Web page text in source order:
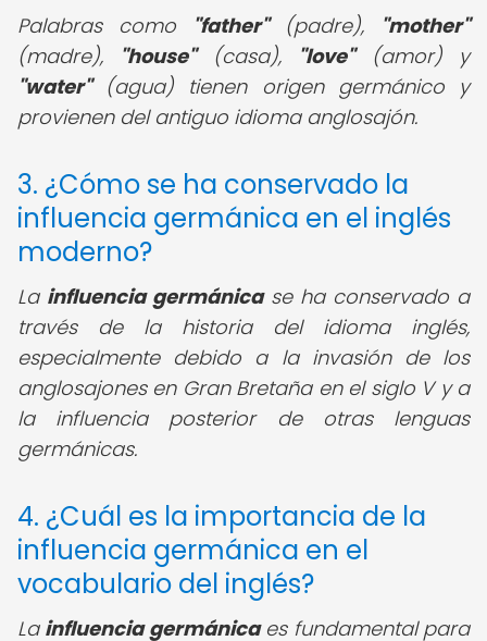
Palabras como "father"(padre),
"mother"
(madre),
"house"(casa), "love"(amor) y
"water"(agua) tienen origen germánico y
provienen del antiguo idioma anglosajón.
3. ¿Cómo se ha conservado la
influencia germánica en el inglés
moderno?
La influencia germánicase ha conservado a
través de la historia del idioma inglés,
especialmente debido a la invasión de los
anglosajones en Gran Bretaña en el siglo V y a
la influencia posterior de otras lenguas
germánicas.
4. ¿Cuál es la importancia de la
influencia germánica en el
vocabulario del inglés?
La influencia germánicaes fundamental para